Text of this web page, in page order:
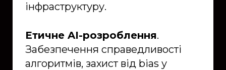
інфраструктуру.
Етичне AI-розроблення.
Забезпечення справедливості
алгоритмів, захист від bias у